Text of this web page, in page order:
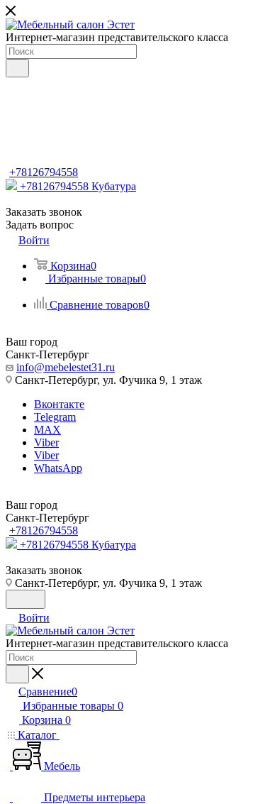
Интернет-магазин представительского класса
+78126794558
+78126794558 Кубатура
Заказать звонок
Задать вопрос
Войти
Корзина0
Избранные товары0
Сравнение товаров0
Ваш город
Санкт-Петербург
info@mebelestet31.ru
Санкт-Петербург, ул. Фучика 9, 1 этаж
Вконтакте
Telegram
MAX
Viber
Viber
WhatsApp
Ваш город
Санкт-Петербург
+78126794558
+78126794558 Кубатура
Заказать звонок
Санкт-Петербург, ул. Фучика 9, 1 этаж
Войти
Интернет-магазин представительского класса
Сравнение0
Избранные товары 0
Корзина 0
Каталог
Мебель
Предметы интерьера